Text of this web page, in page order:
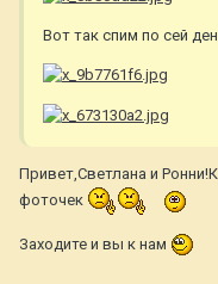
Вот так спим по сей
Привет,Светлана и
фоточек
Заходите и вы к нам